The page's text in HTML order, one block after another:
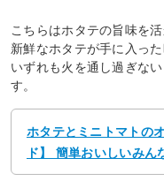
こちらはホタテの旨味を
新鮮なホタテが手に入っ
いずれも火を通し過ぎな
す。
ホタテとミニトマトの
ド】 簡単おいしいみ